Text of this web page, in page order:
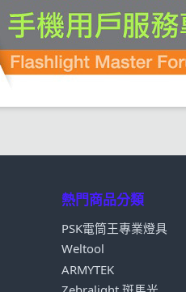
熱門商品分類
PSK電筒王專業燈具
Weltool
ARMYTEK